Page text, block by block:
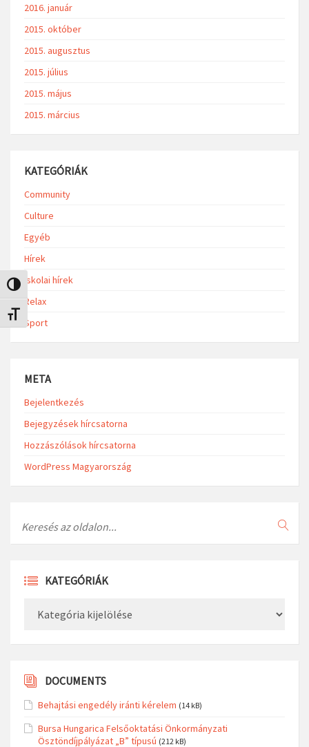
Nagy kontraszt váltása
Betűméret váltása
2016. január
2015. október
2015. augusztus
2015. július
2015. május
2015. március
KATEGÓRIÁK
Community
Culture
Egyéb
Hírek
Iskolai hírek
Relax
Sport
META
Bejelentkezés
Bejegyzések hírcsatorna
Hozzászólások hírcsatorna
WordPress Magyarország
KATEGÓRIÁK
DOCUMENTS
Behajtási engedély iránti kérelem (14 kB)
Bursa Hungarica Felsőoktatási Önkormányzati
Ösztöndíjpályázat „B” típusú (212 kB)